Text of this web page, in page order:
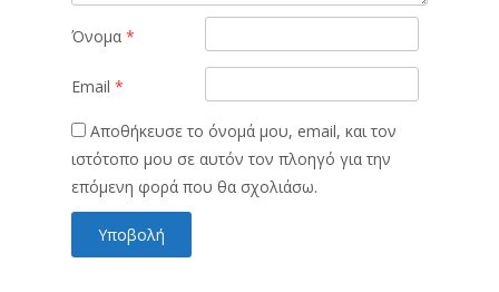
Όνομα *
Email *
Αποθήκευσε το όνομά μου, email, και τον
ιστότοπο μου σε αυτόν τον πλοηγό για την
επόμενη φορά που θα σχολιάσω.